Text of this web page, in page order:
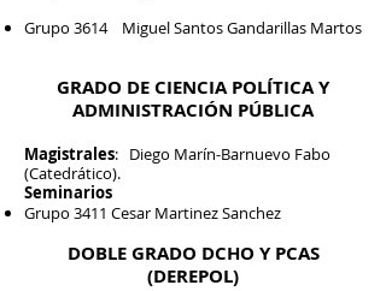
Grupo 3614 Miguel Santos Gandarillas Martos
GRADO DE CIENCIA POLÍTICA Y
ADMINISTRACIÓN PÚBLICA
Magistrales: Diego Marín-Barnuevo Fabo
(Catedrático).
Seminarios
Grupo 3411 Cesar Martinez Sanchez
DOBLE GRADO DCHO Y PCAS
(DEREPOL)